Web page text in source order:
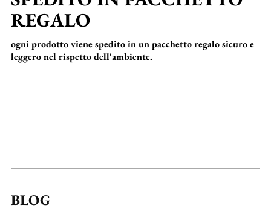
REGALO
ogni prodotto viene spedito in un pacchetto regalo sicuro e
leggero nel rispetto dell'ambiente.
BLOG